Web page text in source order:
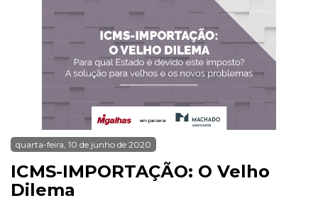
quarta-feira, 10 de junho de 2020
ICMS-IMPORTAÇÃO: O Velho
Dilema